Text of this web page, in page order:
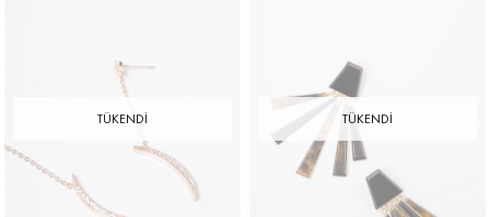
TÜKENDI TÜKENDI